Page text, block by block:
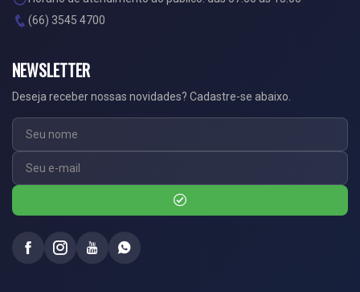
(66) 3545 4700
NEWSLETTER
Deseja receber nossas novidades? Cadastre-se abaixo.